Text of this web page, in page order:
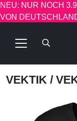
NEU: NUR NOCH
VON
VEKTIK /